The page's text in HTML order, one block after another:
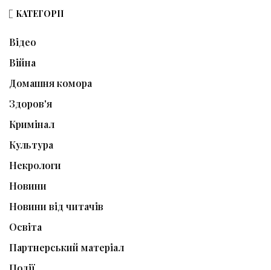
КАТЕГОРІЇ
Відео
Війна
Домашня комора
Здоров'я
Кримінал
Культура
Некрологи
Новини
Новини від читачів
Освіта
Партнерський матеріал